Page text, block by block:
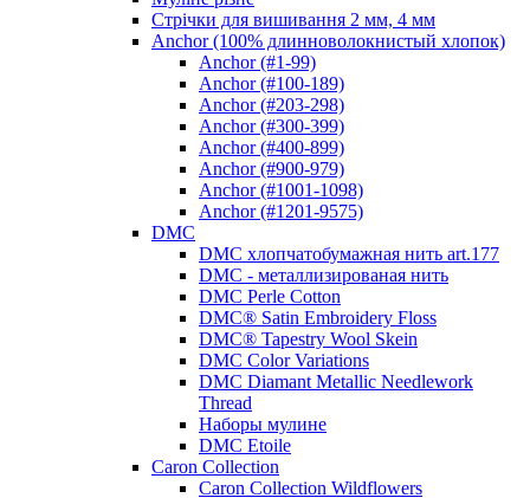
Стрічки для вишивання 2 мм, 4 мм
Anchor (100% длинноволокнистый хлопок)
Anchor (#1-99)
Anchor (#100-189)
Anchor (#203-298)
Anchor (#300-399)
Anchor (#400-899)
Anchor (#900-979)
Anchor (#1001-1098)
Anchor (#1201-9575)
DMC
DMC хлопчатобумажная нить art.177
DMC - металлизированая нить
DMC Perle Cotton
DMC® Satin Embroidery Floss
DMC® Tapestry Wool Skein
DMC Color Variations
DMC Diamant Metallic Needlework
Thread
Наборы мулине
DMC Etoile
Caron Collection
Caron Collection Wildflowers